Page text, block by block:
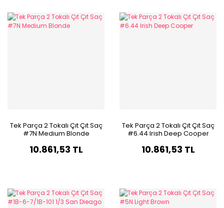
Tek Parça 2 Tokalı Çıt Çıt Saç
#7N Medium Blonde
10.861,53 TL
Tek Parça 2 Tokalı Çıt Çıt Saç
#6.44 Irish Deep Cooper
10.861,53 TL